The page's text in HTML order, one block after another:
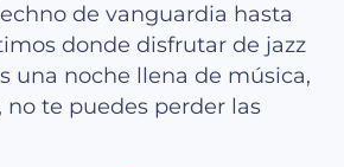
de vanguardia hasta
donde disfrutar de jazz
una noche llena de música,
no te puedes perder las